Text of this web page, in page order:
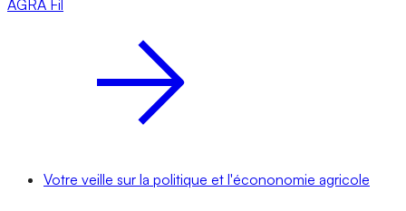
AGRA Fil
Votre veille sur la politique et l'écononomie agricole